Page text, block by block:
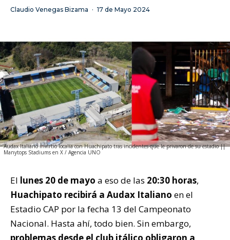
Claudio Venegas Bizama · 17 de Mayo 2024
Audax Italiano invirtió localía con Huachipato tras incidentes que le privaron de su estadio ||
Manytops Stadiums en X / Agencia UNO
El lunes 20 de mayo a eso de las 20:30 horas,
Huachipato recibirá a Audax Italiano en el
Estadio CAP por la fecha 13 del Campeonato
Nacional. Hasta ahí, todo bien. Sin embargo,
problemas desde el club itálico obligaron a